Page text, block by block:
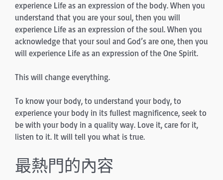
experience Life as an expression of the body. When you
understand that you are your soul, then you will
experience Life as an expression of the soul. When you
acknowledge that your soul and God’s are one, then you
will experience Life as an expression of the One Spirit.
This will change everything.
To know your body, to understand your body, to
experience your body in its fullest magnificence, seek to
be with your body in a quality way. Love it, care for it,
listen to it. It will tell you what is true.
最熱門的內容